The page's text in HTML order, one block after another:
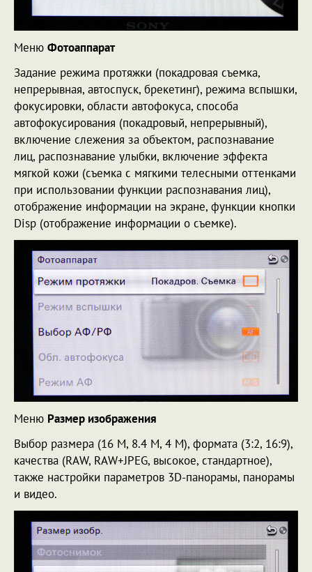
Меню Фотоаппарат
Задание режима протяжки (покадровая съемка,
непрерывная, автоспуск, брекетинг), режима вспышки,
фокусировки, области автофокуса, способа
автофокусирования (покадровый, непрерывный),
включение слежения за объектом, распознавание
лиц, распознавание улыбки, включение эффекта
мягкой кожи (съемка с мягкими телесными оттенками
при использовании функции распознавания лиц),
отображение информации на экране, функции кнопки
Disp (отображение информации о съемке).
Меню Размер изображения
Выбор размера (16 М, 8.4 М, 4 М), формата (3:2, 16:9),
качества (RAW, RAW+JPEG, высокое, стандартное),
также настройки параметров 3D-панорамы, панорамы
и видео.